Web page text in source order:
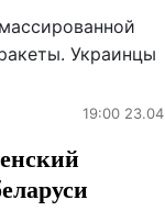
Украинцы
19:00 23.04